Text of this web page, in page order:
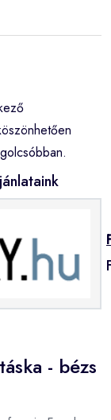
- bézs